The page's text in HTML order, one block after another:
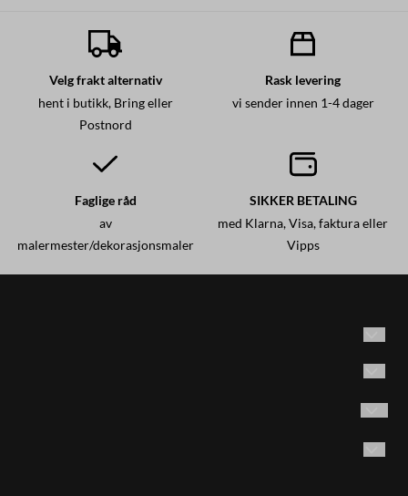
Velg frakt alternativ
hent i butikk, Bring eller
Postnord
Rask levering
vi sender innen 1-4 dager
Faglige råd
av
malermester/dekorasjonsmaler
SIKKER BETALING
med Klarna, Visa, faktura eller
Vipps